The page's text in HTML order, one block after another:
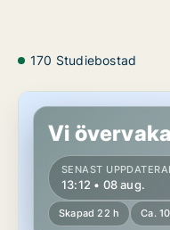
170 Studiebostad
Hus i Sigtuna, Märsta
Vi
SENAST
13:12 • 08 aug.
Skapad 22 h Ca.